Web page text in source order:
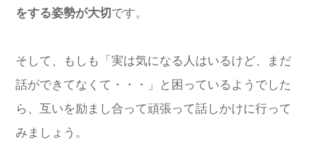
をする姿勢が大切 です。
そして、もしも「実は気になる人はいるけど、まだ
話ができてなくて・・・」と困っているようでした
ら、互いを励まし合って頑張って話しかけに行って
みましょう。